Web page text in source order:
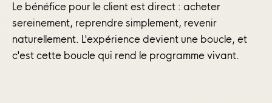
Le bénéfice pour le client est direct : acheter
sereinement, reprendre simplement, revenir
naturellement. L'expérience devient une boucle, et
c'est cette boucle qui rend le programme vivant.